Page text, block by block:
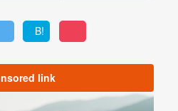
B!
link